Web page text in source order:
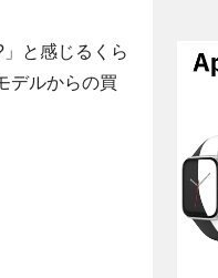
と感じるくら
デルからの買